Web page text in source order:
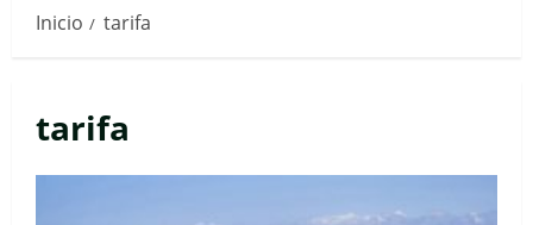
Inicio tarifa
tarifa